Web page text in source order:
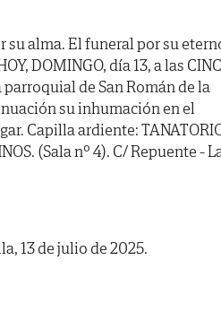
su alma. El funeral por su
DOMINGO, día 13, a las
de San Román de la
su inhumación en el
Capilla ardiente:
(Sala nº 4). C/ Repuente -
13 de julio de 2025.